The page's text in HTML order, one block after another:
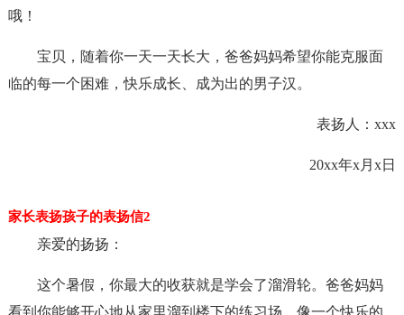
哦！
宝贝，随着你一天一天长大，爸爸妈妈希望你能克服面
临的每一个困难，快乐成长、成为出的男子汉。
表扬人：xxx
20xx年x月x日
家长表扬孩子的表扬信2
亲爱的扬扬：
这个暑假，你最大的收获就是学会了溜滑轮。爸爸妈妈
看到你能够开心地从家里溜到楼下的练习场，像一个快乐的